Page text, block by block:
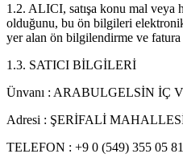
1.2. ALICI, satışa konu mal veya
olduğunu, bu ön bilgileri
yer alan ön bilgilendirme ve fatura
1.3. SATICI BİLGİLERİ
Ünvanı : ARABULGELSİN İÇ
Adresi : ŞERİFALİ
TELEFON : +9 0 (549) 355 05 81